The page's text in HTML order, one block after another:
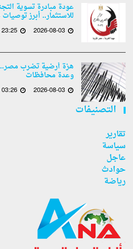
عودة مبادرة تسوية
للاستثمار.. أبرز
2026-08-03
23:25
هزة أرضية تضرب مصر..
وعدة محافظات
2026-08-03
03:26
التصنيفات
تقارير
سياسة
عاجل
حوادث
رياضة